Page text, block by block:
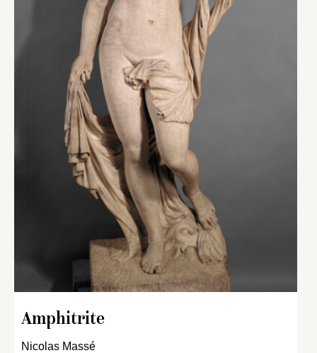
Amphitrite
Nicolas Massé